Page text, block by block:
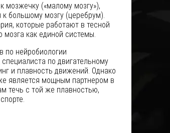
мозжечку («малому мозгу»),
большому мозгу (церебрум).
которые работают в тесной
мозга как единой системы.
по нейробиологии
по двигательному
и плавность движений. Однако
является мощным партнером в
течь с той же плавностью,